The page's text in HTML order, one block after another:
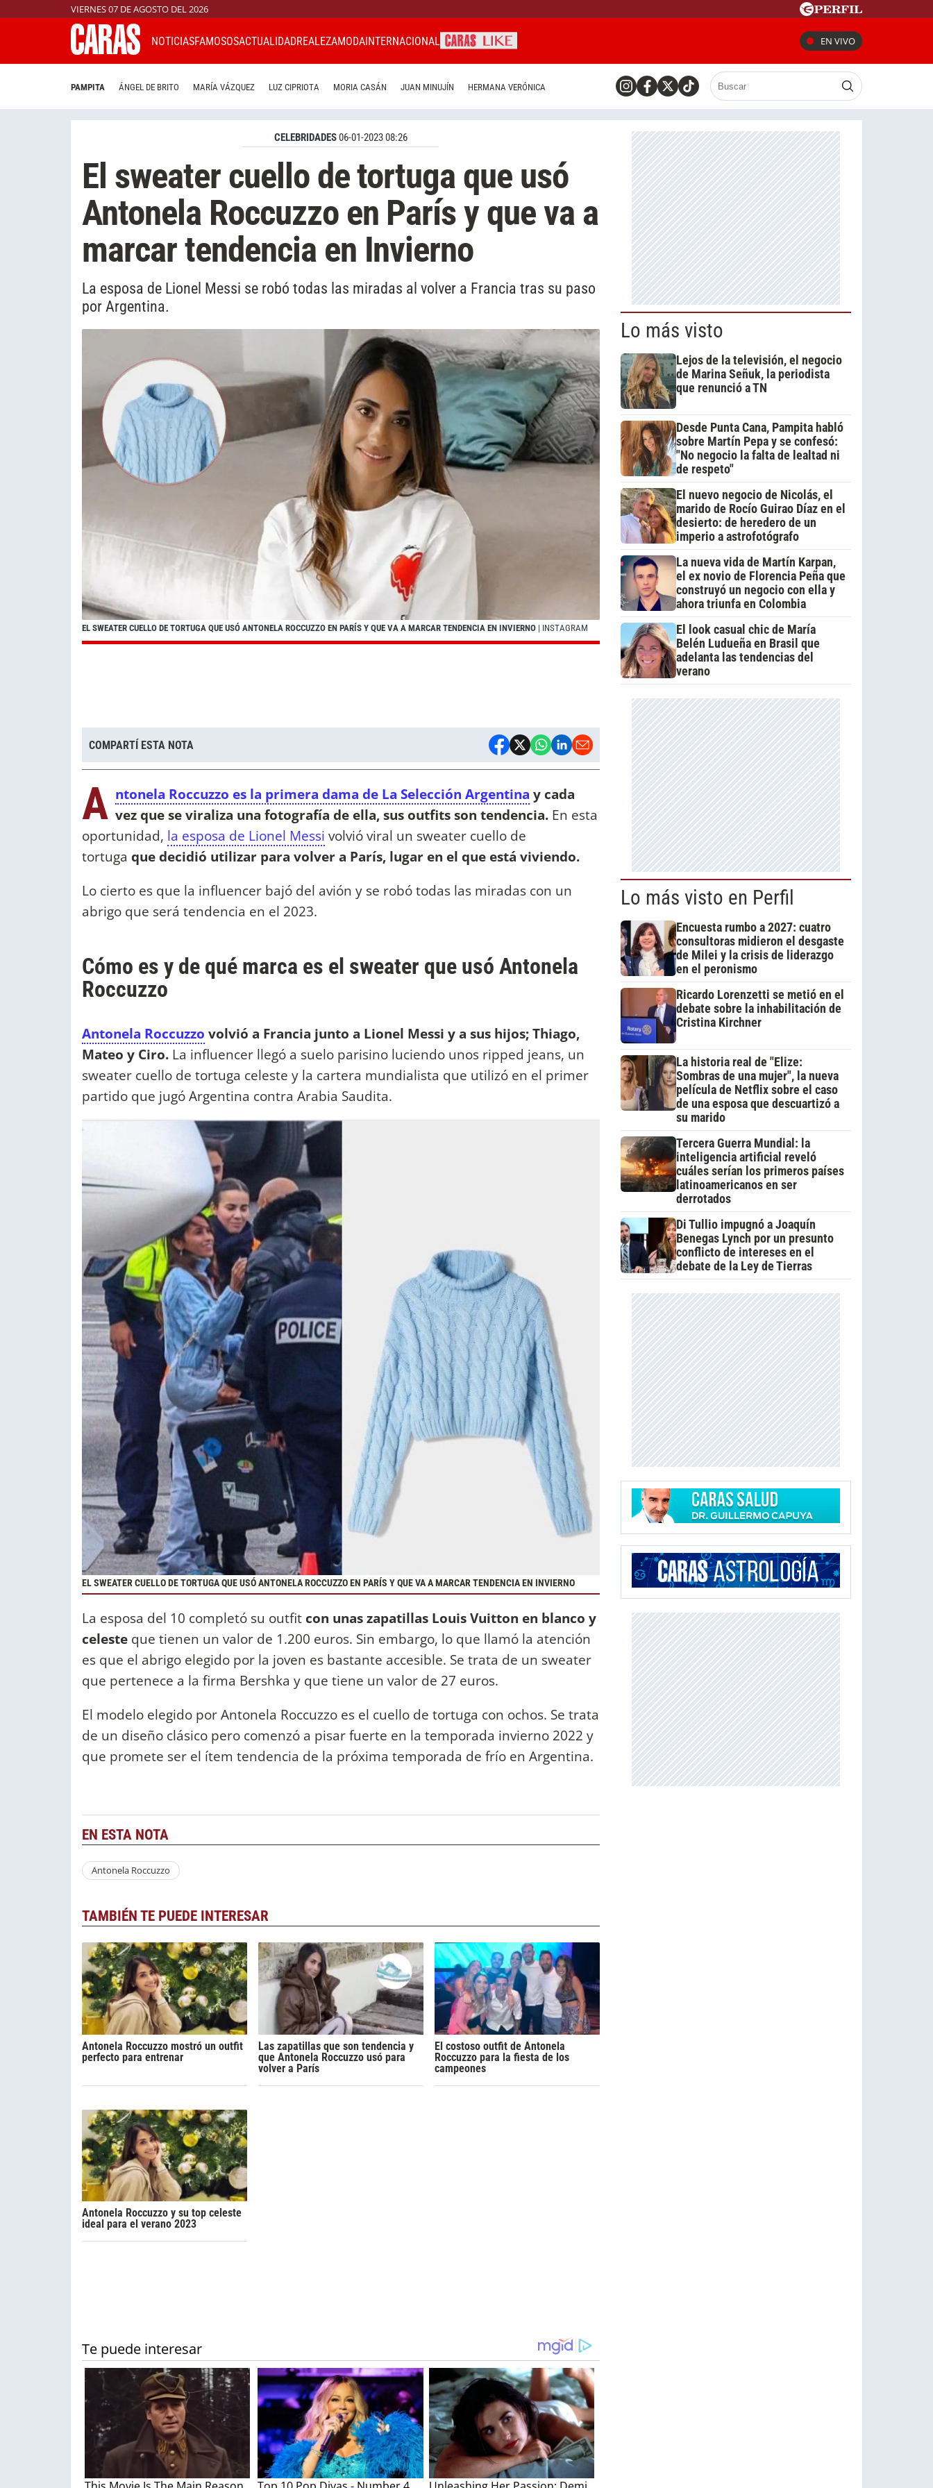
VIERNES 07 DE AGOSTO DEL 2026
NOTICIASFAMOSOSACTUALIDADREALEZAMODAINTERNACIONAL EN VIVO
PAMPITA ÁNGEL DE BRITO MARÍA VÁZQUEZ LUZ CIPRIOTA MORIA CASÁN JUAN MINUJÍN HERMANA VERÓNICA
CELEBRIDADES06-01-2023 08:26
El sweater cuello de tortuga que usó
Antonela Roccuzzo en París y que va a
marcar tendencia en Invierno
La esposa de Lionel Messi se robó todas las miradas al volver a Francia tras su paso
por Argentina.
EL SWEATER CUELLO DE TORTUGA QUE USÓ ANTONELA ROCCUZZO EN PARÍS Y QUE VA A MARCAR TENDENCIA EN INVIERNO | INSTAGRAM
COMPARTÍ ESTA NOTA
A ntonela Roccuzzo es la primera dama de La Selección Argentina y cada
vez que se viraliza una fotografía de ella, sus outfits son tendencia. En esta
oportunidad, la esposa de Lionel Messi volvió viral un sweater cuello de
tortuga que decidió utilizar para volver a París, lugar en el que está viviendo.
Lo cierto es que la influencer bajó del avión y se robó todas las miradas con un
abrigo que será tendencia en el 2023.
Cómo es y de qué marca es el sweater que usó Antonela
Roccuzzo
Antonela Roccuzzo volvió a Francia junto a Lionel Messi y a sus hijos; Thiago,
Mateo y Ciro. La influencer llegó a suelo parisino luciendo unos ripped jeans, un
sweater cuello de tortuga celeste y la cartera mundialista que utilizó en el primer
partido que jugó Argentina contra Arabia Saudita.
EL SWEATER CUELLO DE TORTUGA QUE USÓ ANTONELA ROCCUZZO EN PARÍS Y QUE VA A MARCAR TENDENCIA EN INVIERNO
La esposa del 10 completó su outfit con unas zapatillas Louis Vuitton en blanco y
celeste que tienen un valor de 1.200 euros. Sin embargo, lo que llamó la atención
es que el abrigo elegido por la joven es bastante accesible. Se trata de un sweater
que pertenece a la firma Bershka y que tiene un valor de 27 euros.
El modelo elegido por Antonela Roccuzzo es el cuello de tortuga con ochos. Se trata
de un diseño clásico pero comenzó a pisar fuerte en la temporada invierno 2022 y
que promete ser el ítem tendencia de la próxima temporada de frío en Argentina.
EN ESTA NOTA
Antonela Roccuzzo
TAMBIÉN TE PUEDE INTERESAR
Antonela Roccuzzo mostró un outfit
perfecto para entrenar
Las zapatillas que son tendencia y
que Antonela Roccuzzo usó para
volver a París
El costoso outfit de Antonela
Roccuzzo para la fiesta de los
campeones
Antonela Roccuzzo y su top celeste
ideal para el verano 2023
Lo más visto
Lejos de la televisión, el negocio
de Marina Señuk, la periodista
que renunció a TN
Desde Punta Cana, Pampita habló
sobre Martín Pepa y se confesó:
"No negocio la falta de lealtad ni
de respeto"
El nuevo negocio de Nicolás, el
marido de Rocío Guirao Díaz en el
desierto: de heredero de un
imperio a astrofotógrafo
La nueva vida de Martín Karpan,
el ex novio de Florencia Peña que
construyó un negocio con ella y
ahora triunfa en Colombia
El look casual chic de María
Belén Ludueña en Brasil que
adelanta las tendencias del
verano
Lo más visto en Perfil
Encuesta rumbo a 2027: cuatro
consultoras midieron el desgaste
de Milei y la crisis de liderazgo
en el peronismo
Ricardo Lorenzetti se metió en el
debate sobre la inhabilitación de
Cristina Kirchner
La historia real de "Elize:
Sombras de una mujer", la nueva
película de Netflix sobre el caso
de una esposa que descuartizó a
su marido
Tercera Guerra Mundial: la
inteligencia artificial reveló
cuáles serían los primeros países
latinoamericanos en ser
derrotados
Di Tullio impugnó a Joaquín
Benegas Lynch por un presunto
conflicto de intereses en el
debate de la Ley de Tierras